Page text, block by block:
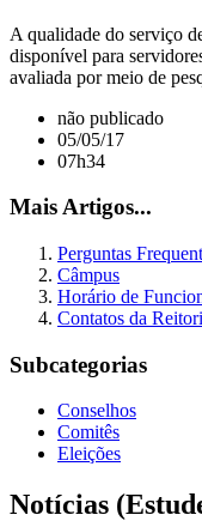
A qualidade do serviço
disponível para
avaliada por meio de
não publicado
05/05/17
07h34
Mais Artigos...
Perguntas
Câmpus
Horário de
Contatos da
Subcategorias
Conselhos
Comitês
Eleições
Notícias